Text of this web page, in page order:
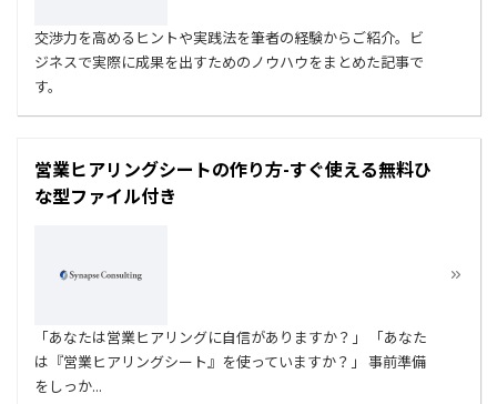
交渉力を高めるヒントや実践法を筆者の経験からご紹介。ビ
ジネスで実際に成果を出すためのノウハウをまとめた記事で
す。
営業ヒアリングシートの作り方-すぐ使える無料ひ
な型ファイル付き
「あなたは営業ヒアリングに自信がありますか？」 「あなた
は『営業ヒアリングシート』を使っていますか？」 事前準備
をしっか...